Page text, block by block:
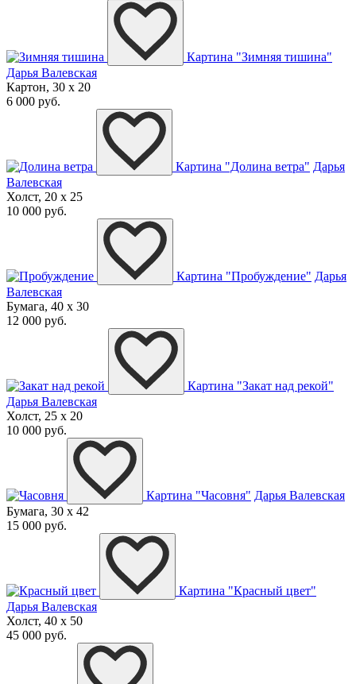
Картина "Зимняя тишина"
Дарья Валевская
Картон, 30 x 20
6 000 руб.
Картина "Долина ветра" Дарья
Валевская
Холст, 20 x 25
10 000 руб.
Картина "Пробуждение" Дарья
Валевская
Бумага, 40 x 30
12 000 руб.
Картина "Закат над рекой"
Дарья Валевская
Холст, 25 x 20
10 000 руб.
Картина "Часовня" Дарья Валевская
Бумага, 30 x 42
15 000 руб.
Картина "Красный цвет"
Дарья Валевская
Холст, 40 x 50
45 000 руб.